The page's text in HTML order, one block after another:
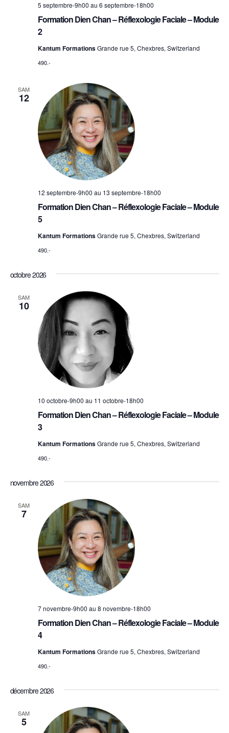
Formation Dien Chan – Réflexologie Faciale – Module
2
5 septembre-9h00 au 6 septembre-18h00
Kantum FormationsGrande rue 5, Chexbres, Switzerland
490.-
SAM
12
Formation Dien Chan – Réflexologie Faciale – Module
5
12 septembre-9h00 au 13 septembre-18h00
Kantum FormationsGrande rue 5, Chexbres, Switzerland
490.-
octobre 2026
SAM
10
Formation Dien Chan – Réflexologie Faciale – Module
3
10 octobre-9h00 au 11 octobre-18h00
Kantum FormationsGrande rue 5, Chexbres, Switzerland
490.-
novembre 2026
SAM
7
Formation Dien Chan – Réflexologie Faciale – Module
4
7 novembre-9h00 au 8 novembre-18h00
Kantum FormationsGrande rue 5, Chexbres, Switzerland
490.-
décembre 2026
SAM
5